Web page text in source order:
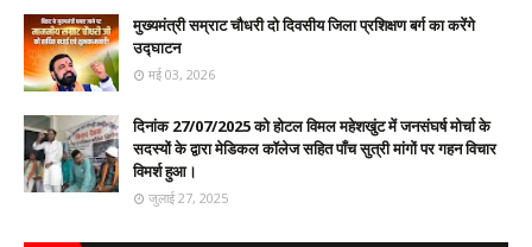
मुख्यमंत्री सम्राट चौधरी दो‌ दिवसीय जिला प्रशिक्षण बर्ग का करेंगे
उद्घाटन
मई 03, 2026
दिनांक 27/07/2025 को होटल विमल महेशखुंट में जनसंघर्ष मोर्चा के
सदस्यों के द्वारा मेडिकल कॉलेज सहित पाँच सुत्री मांगों पर गहन विचार
विमर्श हुआ।
जुलाई 27, 2025